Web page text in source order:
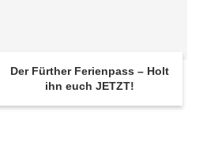
Der Fürther Ferienpass – Holt
ihn euch JETZT!